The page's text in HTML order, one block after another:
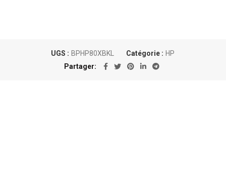
UGS : BPHP80XBKL Catégorie : HP
Partager